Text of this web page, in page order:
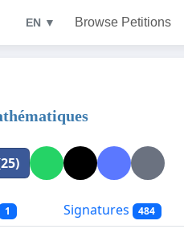
EN ▼ Browse Petitions
1 Signatures 484